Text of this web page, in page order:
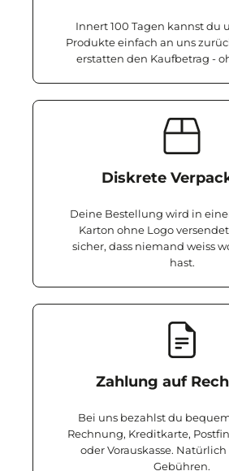
Innert 100 Tagen kannst du
Produkte einfach an uns
erstatten den Kaufbetrag -
Diskrete
Deine Bestellung wird in
Karton ohne Logo
sicher, dass niemand weiss
hast.
Zahlung auf
Bei uns bezahlst du
Rechnung, Kreditkarte,
oder Vorauskasse.
Gebühren.